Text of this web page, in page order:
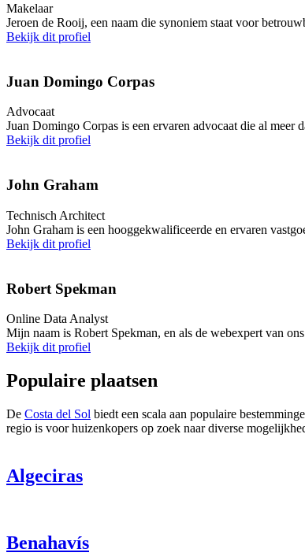
Makelaar
Jeroen de Rooij, een naam die synoniem staat voor
Bekijk dit profiel
Juan Domingo Corpas
Advocaat
Juan Domingo Corpas is een ervaren advocaat die al
Bekijk dit profiel
John Graham
Technisch Architect
John Graham is een hooggekwalificeerde en ervaren
Bekijk dit profiel
Robert Spekman
Online Data Analyst
Mijn naam is Robert Spekman, en als de webexpert van
Bekijk dit profiel
Populaire plaatsen
De Costa del Sol biedt een scala aan populaire
regio is voor huizenkopers op zoek naar diverse
Algeciras
Benahavís